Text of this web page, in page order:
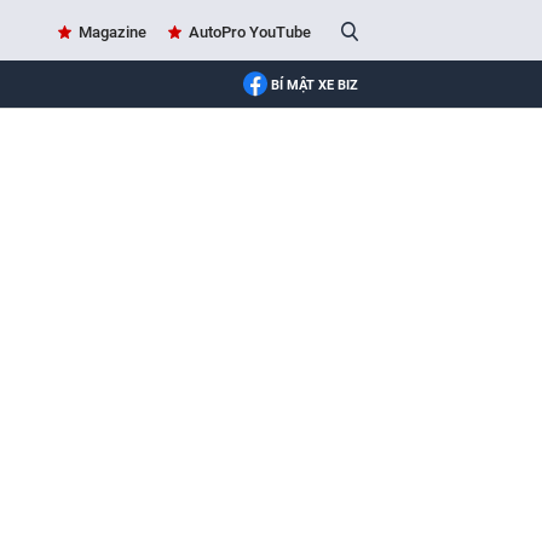
Magazine AutoPro YouTube
BÍ MẬT XE BIZ